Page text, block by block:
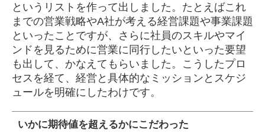
というリストを作って出しました。たとえばこれ
までの営業戦略やA社が考える経営課題や事業課題
といったことですが、さらに社員のスキルやマイ
ンドを見るために営業に同行したいといった要望
も出して、かなえてもらいました。こうしたプロ
セスを経て、経営と具体的なミッションとスケジ
ュールを明確にしたわけです。
いかに期待値を超えるかにこだわった